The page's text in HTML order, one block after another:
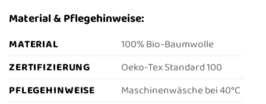
Material & Pflegehinweise:
MATERIAL
100% Bio-Baumwolle
ZERTIFIZIERUNG
Oeko-Tex Standard 100
PFLEGEHINWEISE
Maschinenwäsche bei 40°C